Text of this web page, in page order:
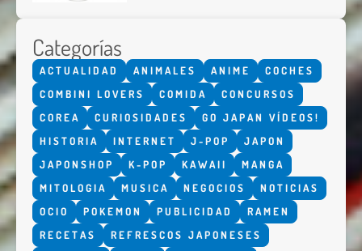
Categorías
ACTUALIDAD ANIMALES ANIME
COCHES
COMBINI LOVERS
COMIDA
CONCURSOS
COREA
CURIOSIDADES
GO JAPAN VÍDEOS!
HISTORIA
INTERNET J-POP
JAPON
JAPONSHOP
K-POP KAWAII
MANGA
MITOLOGIA
MUSICA NEGOCIOS
NOTICIAS
OCIO
POKEMON PUBLICIDAD
RAMEN
RECETAS
REFRESCOS JAPONESES